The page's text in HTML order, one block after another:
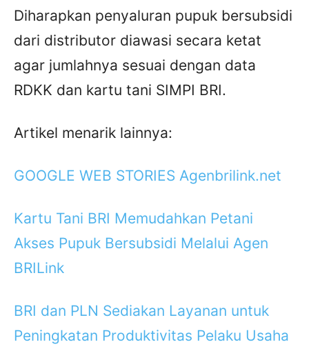
Diharapkan penyaluran pupuk bersubsidi
dari distributor diawasi secara ketat
agar jumlahnya sesuai dengan data
RDKK dan kartu tani SIMPI BRI.
Artikel menarik lainnya:
GOOGLE WEB STORIES Agenbrilink.net
Kartu Tani BRI Memudahkan Petani
Akses Pupuk Bersubsidi Melalui Agen
BRILink
BRI dan PLN Sediakan Layanan untuk
Peningkatan Produktivitas Pelaku Usaha